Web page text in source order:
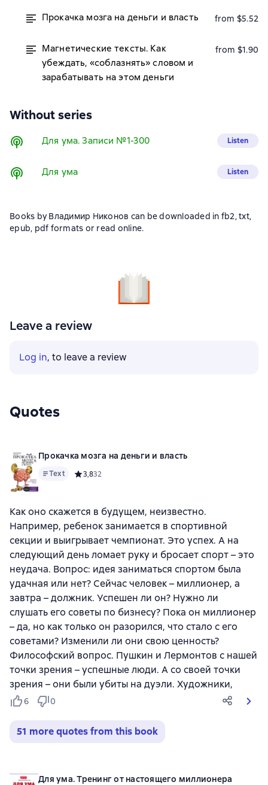
Прокачка мозга на деньги и власть from $5.52
Магнетические тексты. Как
убеждать, «соблазнять» словом и
зарабатывать на этом деньги
from $1.90
Without series
Для умa. Записи №1-300 Listen
Для ума Listen
Books by Владимир Никонов can be downloaded in fb2, txt,
epub, pdf formats or read online.
Leave a review
Log in, to leave a review
Quotes
Прокачка мозга на деньги и власть
Text Средний рейтинг 3,8 на основе 32 оценок
3,832
Как оно скажется в будущем, неизвестно.
Например, ребенок занимается в спортивной
секции и выигрывает чемпионат. Это успех. А на
следующий день ломает руку и бросает спорт – это
неудача. Вопрос: идея заниматься спортом была
удачная или нет? Сейчас человек – миллионер, а
завтра – должник. Успешен ли он? Нужно ли
слушать его советы по бизнесу? Пока он миллионер
– да, но как только он разорился, что стало с его
советами? Изменили ли они свою ценность?
Философский вопрос. Пушкин и Лермонтов с нашей
точки зрения – успешные люди. А со своей точки
зрения – они были убиты на дуэли. Художники,
6 0
51 more quotes from this book
Для ума. Тренинг от настоящего миллионера